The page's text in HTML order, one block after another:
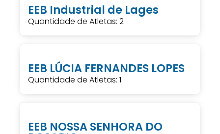
EEB Industrial de Lages
Quantidade de Atletas: 2
EEB LÚCIA FERNANDES LOPES
Quantidade de Atletas: 1
EEB NOSSA SENHORA DO